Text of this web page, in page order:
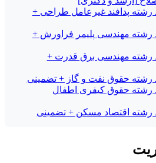
رشته پدافند غیرعامل طراحی +
رشته مهندسی پلیمر فراورش +
رشته مهندسی برق قدرت +
رشته حقوق نفت و گاز + تضمینی
رشته حقوق کیفری اطفال
رشته اقتصاد مسکن + تضمینی